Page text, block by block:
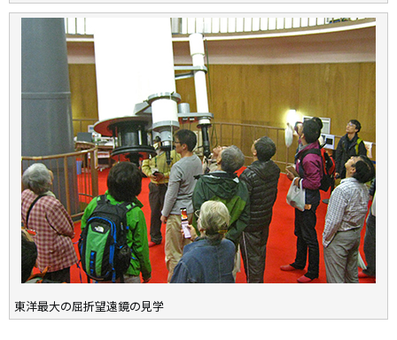
東洋最大の屈折望遠鏡の見学